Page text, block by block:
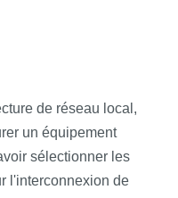
de réseau local,
un équipement
sélectionner les
l'interconnexion de